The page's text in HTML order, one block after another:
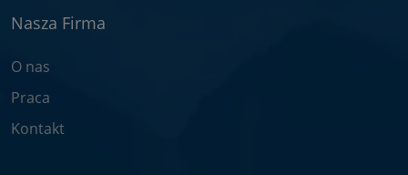
Nasza Firma
O nas
Praca
Kontakt